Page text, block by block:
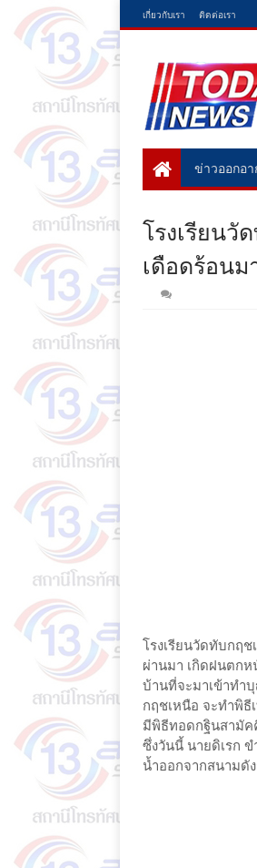
เกี่ยวกับเรา ติดต่อเรา
ข่าวออกอ
โรงเรียน
เดือดร้อนม
โรงเรียนวัดทับกฤ
ผ่านมา เกิดฝนตกห
บ้านที่จะมาเข้าทำ
กฤชเหนือ จะทำพิธี
มีพิธีทอดกฐินสามัค
ซึ่งวันนี้ นายดิเรก
น้ำออกจากสนามดั